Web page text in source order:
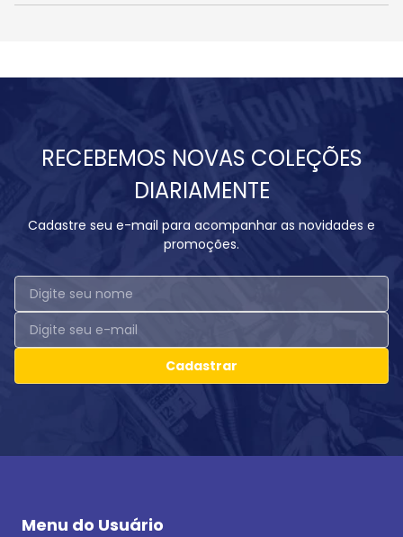
RECEBEMOS NOVAS COLEÇÕES
DIARIAMENTE
Cadastre seu e-mail para acompanhar as novidades e
promoções.
Cadastrar
Menu do Usuário